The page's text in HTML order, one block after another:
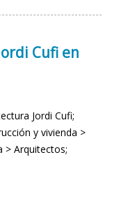
Cufi en
Jordi Cufi;
y vivienda >
> Arquitectos;